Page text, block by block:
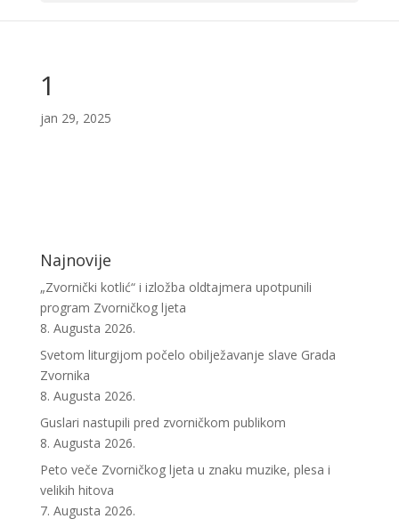
1
jan 29, 2025
Najnovije
„Zvornički kotlić“ i izložba oldtajmera upotpunili
program Zvorničkog ljeta
8. Augusta 2026.
Svetom liturgijom počelo obilježavanje slave Grada
Zvornika
8. Augusta 2026.
Guslari nastupili pred zvorničkom publikom
8. Augusta 2026.
Peto veče Zvorničkog ljeta u znaku muzike, plesa i
velikih hitova
7. Augusta 2026.